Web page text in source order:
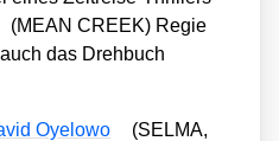
(MEAN CREEK) Regie
das Dreh­buch
Oye­lo­wo
(SELMA,